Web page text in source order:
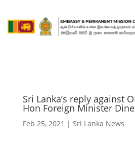
Sri Lanka’s reply against
Hon Foreign Minister
Feb 25, 2021 | Sri Lanka News